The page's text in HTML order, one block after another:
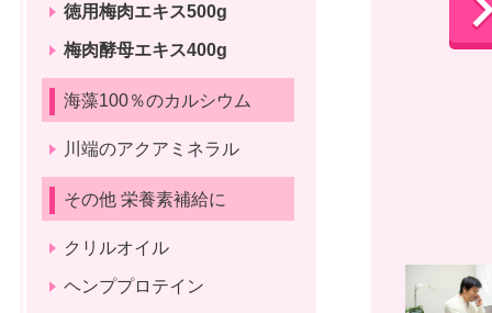
徳用梅肉エキス500g
梅肉酵母エキス400g
海藻100％のカルシウム
川端のアクアミネラル
その他 栄養素補給に
クリルオイル
ヘンププロテイン